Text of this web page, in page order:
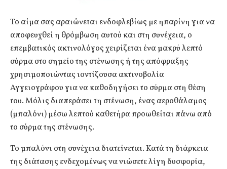
Το αίμα σας αραιώνεται ενδοφλεβίως με ηπαρίνη για να
αποφευχθεί η θρόμβωση αυτού και στη συνέχεια, ο
επεμβατικός ακτινολόγος χειρίζεται ένα μακρύ λεπτό
σύρμα στο σημείο της στένωσης ή της απόφραξης
χρησιμοποιώντας ιοντίζουσα ακτινοβολία
Αγγειογράφου για να καθοδηγήσει το σύρμα στη θέση
του. Μόλις διαπεράσει τη στένωση, ένας αεροθάλαμος
(μπαλόνι) μέσω λεπτού καθετήρα προωθείται πάνω από
το σύρμα της στένωσης.
Το μπαλόνι στη συνέχεια διατείνεται. Κατά τη διάρκεια
της διάτασης ενδεχομένως να νιώσετε λίγη δυσφορία,